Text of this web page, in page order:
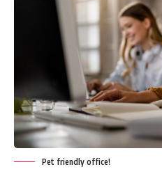
Pet friendly office!